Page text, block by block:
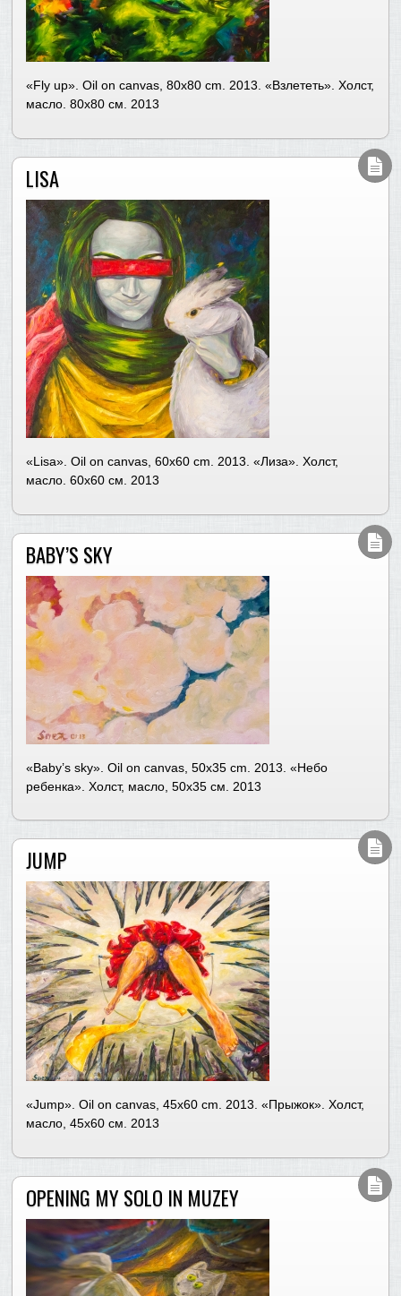
«Fly up». Oil on canvas, 80х80 cm. 2013. «Взлететь». Холст,
масло. 80х80 см. 2013
LISA
«Lisa». Oil on canvas, 60х60 cm. 2013. «Лиза». Холст,
масло. 60х60 см. 2013
BABY’S SKY
«Baby’s sky». Oil on canvas, 50х35 cm. 2013. «Небо
ребенка». Холст, масло, 50х35 см. 2013
JUMP
«Jump». Oil on canvas, 45х60 cm. 2013. «Прыжок». Холст,
масло, 45х60 см. 2013
OPENING MY SOLO IN MUZEY